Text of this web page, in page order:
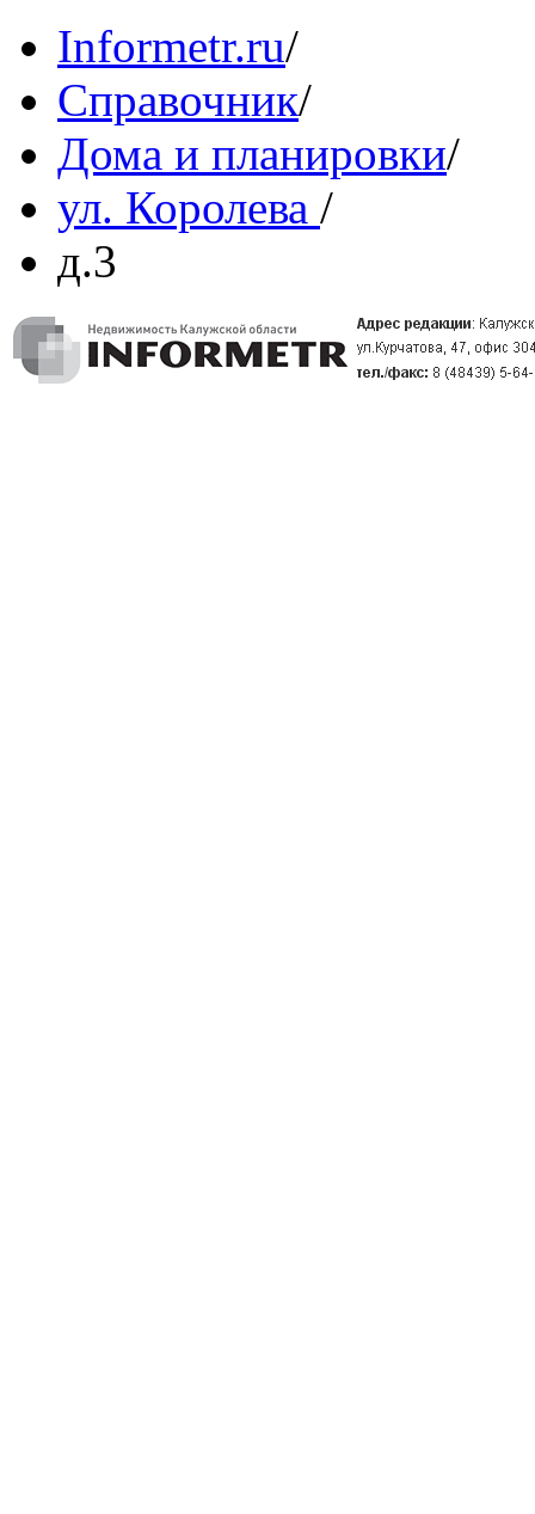
Informetr.ru/
Справочник/
Дома и планировки/
ул. Королева /
д.3